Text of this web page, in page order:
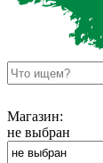
Магазин:
не выбран